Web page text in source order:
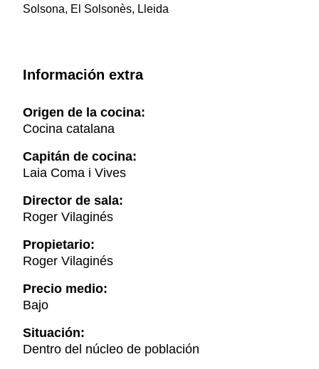
Solsona, El Solsonès, Lleida
Información extra
Origen de la cocina:
Cocina catalana
Capitán de cocina:
Laia Coma i Vives
Director de sala:
Roger Vilaginés
Propietario:
Roger Vilaginés
Precio medio:
Bajo
Situación:
Dentro del núcleo de población